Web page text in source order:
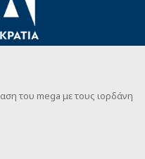
του mega με τους ιορδάνη